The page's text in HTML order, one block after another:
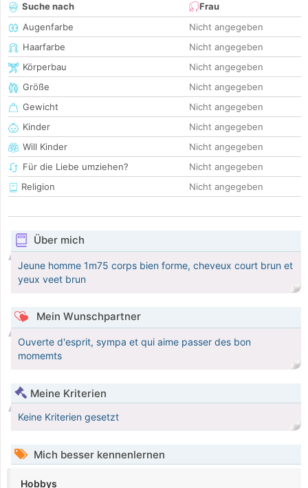
Suche nach
Frau
Augenfarbe
Nicht angegeben
Haarfarbe
Nicht angegeben
Körperbau
Nicht angegeben
Größe
Nicht angegeben
Gewicht
Nicht angegeben
Kinder
Nicht angegeben
Will Kinder
Nicht angegeben
Für die Liebe umziehen?
Nicht angegeben
Religion
Nicht angegeben
Über mich
Jeune homme 1m75 corps bien forme, cheveux court brun et
yeux veet brun
Mein Wunschpartner
Ouverte d'esprit, sympa et qui aime passer des bon
momemts
Meine Kriterien
Keine Kriterien gesetzt
Mich besser kennenlernen
Hobbys